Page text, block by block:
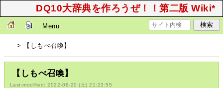
DQ10大辞典を作ろうぜ！！第二版 Wiki*
Menu
> 【しもべ召喚】
【しもべ召喚】
Last-modified: 2022-08-20 (土) 21:23:55